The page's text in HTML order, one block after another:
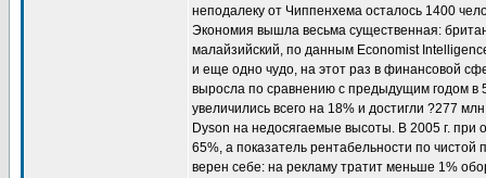
неподалеку от Чиппенхема осталось 1400
Экономия вышла весьма существенная:
малайзийский, по данным Economist
и еще одно чудо, на этот раз в финансовой
выросла по сравнению с предыдущим годом в
увеличились всего на 18% и достигли ?277
Dyson на недосягаемые высоты. В 2005 г.
65%, а показатель рентабельности по
верен себе: на рекламу тратит меньше 1%